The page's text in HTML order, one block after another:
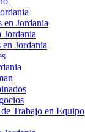
en Jordania
Jordania
Jordania
Trabajo en Equipo